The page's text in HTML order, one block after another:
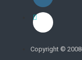
Copyright ©